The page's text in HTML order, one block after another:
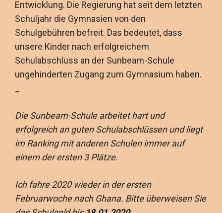
Entwicklung. Die Regierung hat seit dem letzten
Schuljahr die Gymnasien von den
Schulgebühren befreit. Das bedeutet, dass
unsere Kinder nach erfolgreichem
Schulabschluss an der Sunbeam-Schule
ungehinderten Zugang zum Gymnasium haben.
Die Sunbeam-Schule arbeitet hart und
erfolgreich an guten Schulabschlüssen und liegt
im Ranking mit anderen Schulen immer auf
einem der ersten 3 Plätze.
Ich fahre 2020 wieder in der ersten
Februarwoche nach Ghana. Bitte überweisen Sie